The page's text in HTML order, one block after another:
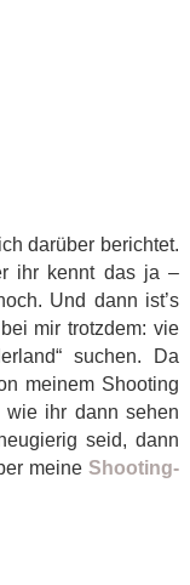
darüber berichtet.
ihr kennt das ja –
Und dann ist’s
mir trotzdem: vie
suchen. Da
meinem Shooting
wie ihr dann sehen
seid, dann
meineShooting-